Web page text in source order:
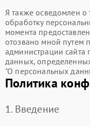
Я также осведомлен о
обработку
момента
отозвано мной путем
администрации сайта
данных,
"О персональных
Политика
1. Введение